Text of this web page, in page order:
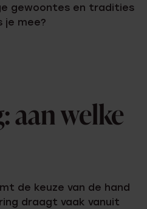
gewoontes en tradities
je mee?
aan welke
de keuze van de hand
draagt vaak vanuit